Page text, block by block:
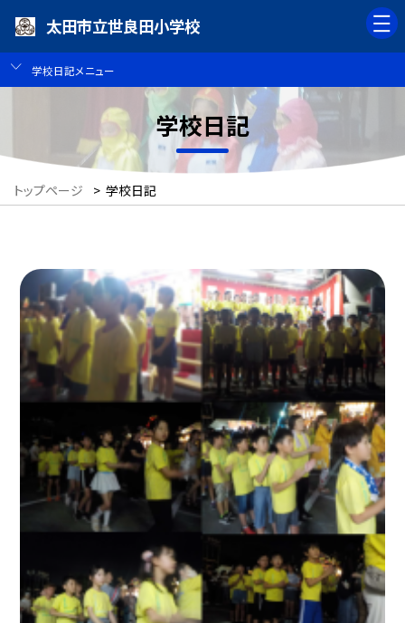
太田市立世良田小学校
学校日記メニュー
学校日記
トップページ > 学校日記